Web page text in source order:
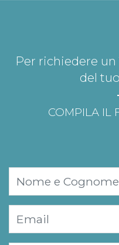
Per richiedere un
del tuo
COMPILA IL